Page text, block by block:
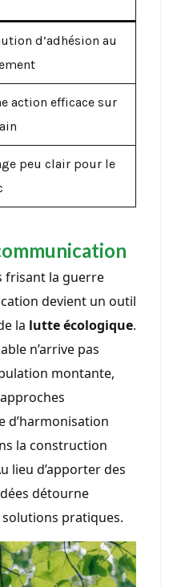
d’adhésion au
action efficace sur
peu clair pour le
frisant la guerre
devient un outil
la lutte écologique.
n’arrive pas
montante,
d’harmonisation
la construction
lieu d’apporter des
détourne
solutions pratiques.